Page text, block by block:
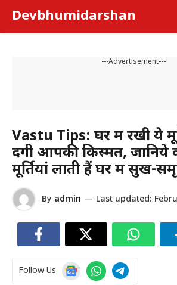
content
Devbhumidarshan
---Advertisement---
Vastu Tips: घर में रखी ये
देंगी आपकी किस्मत, जानिये
मूर्तियां लाती हैं घर में सुख-
By admin — Last updated:
Follow Us